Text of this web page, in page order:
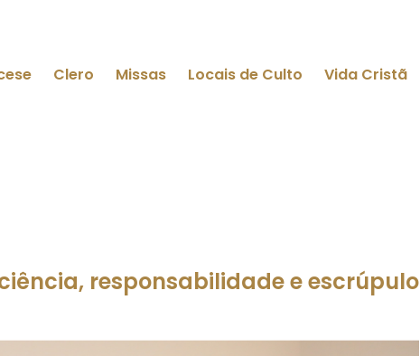
Clero Missas Locais de Culto Vida Cristã
responsabilidade e escrúpulo